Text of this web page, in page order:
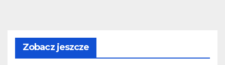
Zobacz jeszcze